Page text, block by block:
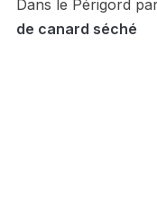
Dans le Périgord
de canard séché